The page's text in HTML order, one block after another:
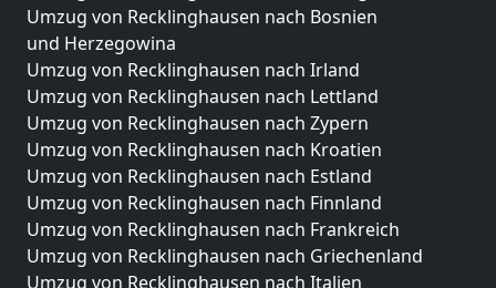
Umzug von Recklinghausen nach Bosnien
und Herzegowina
Umzug von Recklinghausen nach Irland
Umzug von Recklinghausen nach Lettland
Umzug von Recklinghausen nach Zypern
Umzug von Recklinghausen nach Kroatien
Umzug von Recklinghausen nach Estland
Umzug von Recklinghausen nach Finnland
Umzug von Recklinghausen nach Frankreich
Umzug von Recklinghausen nach Griechenland
Umzug von Recklinghausen nach Italien